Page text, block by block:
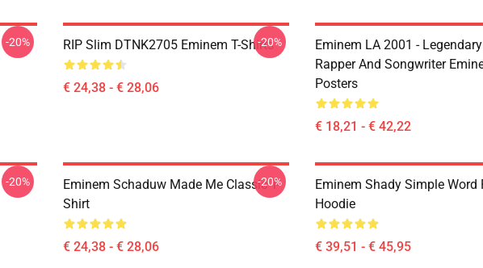
-20% RIP Slim DTNK2705 Eminem T-Shirts
€ 24,38 - € 28,06
-20%
Eminem LA 2001 -
Rapper And Songwriter
Posters
€ 18,21 - € 42,22
-20%
Eminem Schaduw Made Me Classic T-
Shirt
€ 24,38 - € 28,06
-20%
Eminem Shady Simple Word
Hoodie
€ 39,51 - € 45,95